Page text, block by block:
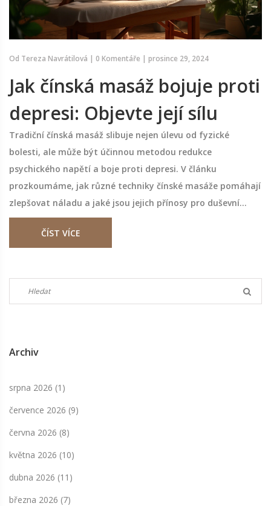
Od Tereza Navrátilová | 0 Komentáře | prosince 29, 2024
Jak čínská masáž bojuje proti
depresi: Objevte její sílu
Tradiční čínská masáž slibuje nejen úlevu od fyzické
bolesti, ale může být účinnou metodou redukce
psychického napětí a boje proti depresi. V článku
prozkoumáme, jak různé techniky čínské masáže pomáhají
zlepšovat náladu a jaké jsou jejich přínosy pro duševní
zdraví. Podíváme se na vědecké studie podporující tyto
metody a doporučíme konkrétní tipy, jak začlenit masáže
ČÍST VÍCE
Archiv
srpna 2026 (1)
července 2026 (9)
června 2026 (8)
května 2026 (10)
dubna 2026 (11)
března 2026 (7)